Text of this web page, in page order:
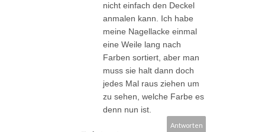
nicht einfach den Deckel
anmalen kann. Ich habe
meine Nagellacke einmal
eine Weile lang nach
Farben sortiert, aber man
muss sie halt dann doch
jedes Mal raus ziehen um
zu sehen, welche Farbe es
denn nun ist.
Antworten